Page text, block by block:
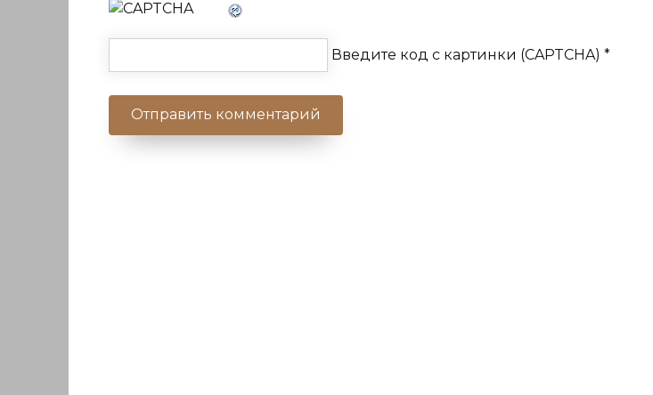
Введите код с картинки (CAPTCHA) *